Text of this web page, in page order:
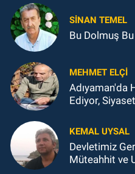
SINAN TEMEL
Bu Dolmuş
MEHMET ELÇI
Adıyaman'da
Ediyor,
KEMAL UYSAL
Devletimiz
Müteahhit ve